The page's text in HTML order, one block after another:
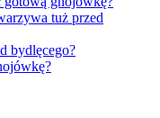
tuż przed
bydlęcego?